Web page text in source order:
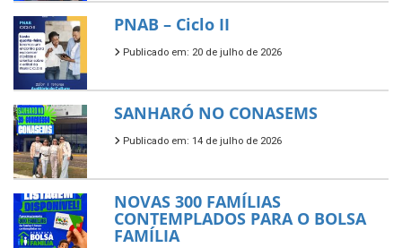
PNAB – Ciclo II
Publicado em: 20 de julho de 2026
SANHARÓ NO CONASEMS
Publicado em: 14 de julho de 2026
NOVAS 300 FAMÍLIAS
CONTEMPLADOS PARA O BOLSA
FAMÍLIA